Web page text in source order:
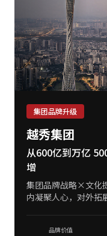
集团品牌升级
越秀集团
从600亿到万亿
增
集团品牌战略×文化
内凝聚人心，对外拓
品牌价值